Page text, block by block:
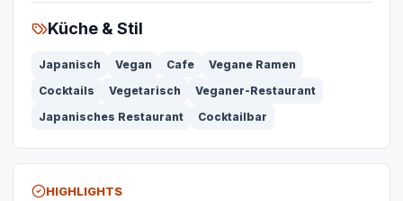
Küche & Stil
Japanisch Vegan Cafe
Vegane Ramen
Cocktails
Vegetarisch
Veganer-Restaurant
Japanisches Restaurant
Cocktailbar
HIGHLIGHTS